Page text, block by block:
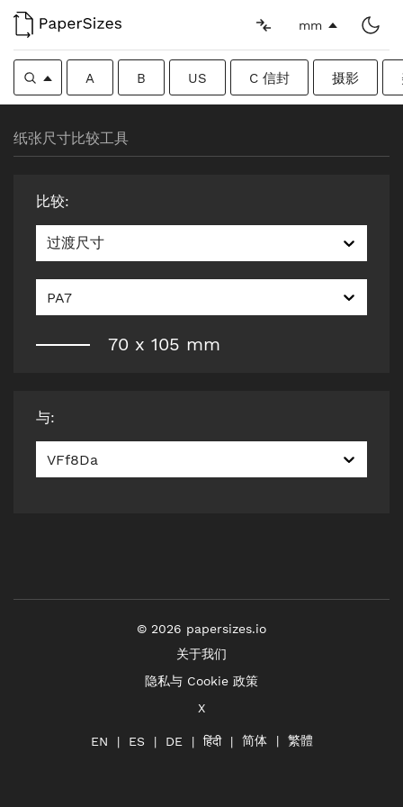
mm
A B US C 信封 摄影
纸张尺寸比较工具
比较:
过渡尺寸
PA7
70 x 105 mm
与:
VFf8Da
© 2026 papersizes.io
关于我们
隐私与 Cookie 政策
X
EN ES DE हिंदी 简体 繁體